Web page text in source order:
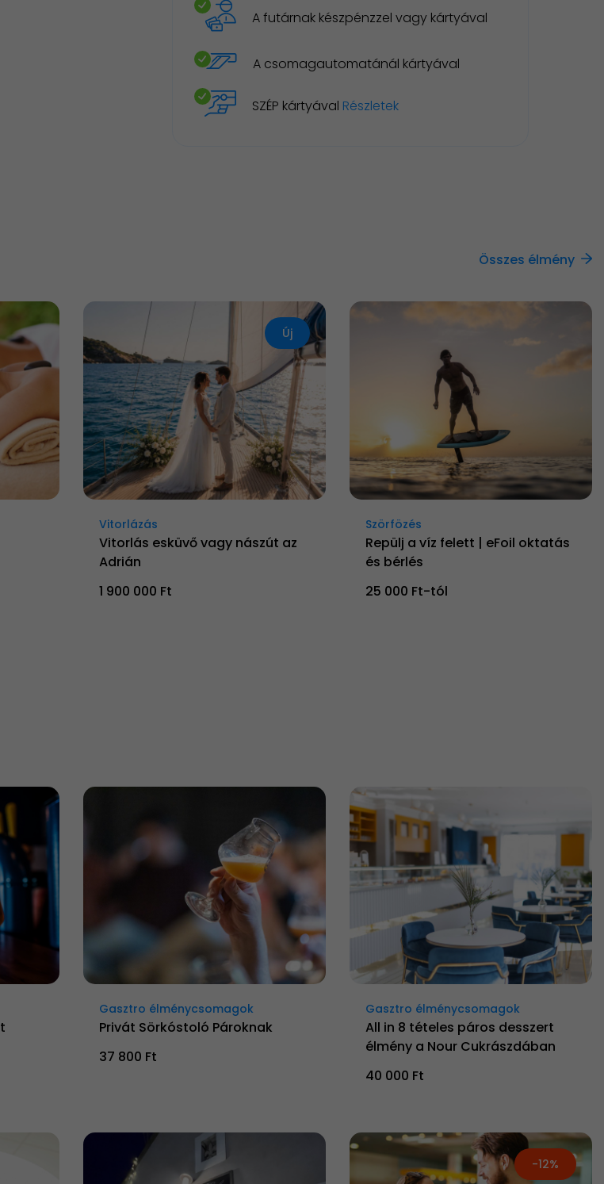
A futárnak készpénzzel vagy kártyával
A csomagautomatánál kártyával
SZÉP kártyával Részletek
Összes élmény
Új
Vitorlázás
Vitorlás esküvő vagy nászút az
Adrián
1 900 000 Ft
Szörfözés
Repülj a víz felett | eFoil oktatás
és bérlés
25 000 Ft-tól
Gasztro élménycsomagok
Privát Sörkóstoló Pároknak
37 800 Ft
Gasztro élménycsomagok
All in 8 tételes páros desszert
élmény a Nour Cukrászdában
40 000 Ft
-12%